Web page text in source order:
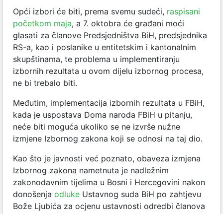
Opći izbori će biti, prema svemu sudeći, raspisani
početkom maja, a 7. oktobra će građani moći
glasati za članove Predsjedništva BiH, predsjednika
RS-a, kao i poslanike u entitetskim i kantonalnim
skupštinama, te problema u implementiranju
izbornih rezultata u ovom dijelu izbornog procesa,
ne bi trebalo biti.
Međutim, implementacija izbornih rezultata u FBiH,
kada je uspostava Doma naroda FBiH u pitanju,
neće biti moguća ukoliko se ne izvrše nužne
izmjene Izbornog zakona koji se odnosi na taj dio.
Kao što je javnosti već poznato, obaveza izmjena
Izbornog zakona nametnuta je nadležnim
zakonodavnim tijelima u Bosni i Hercegovini nakon
donošenja odluke Ustavnog suda BiH po zahtjevu
Bože Ljubića za ocjenu ustavnosti odredbi članova